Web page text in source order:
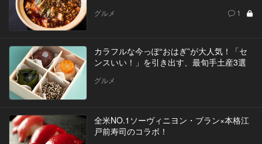
グルメ 1
カラフルな今っぽ“おはぎ”が大人気！「セ
ンスいい！」を引き出す、最旬手土産3選
グルメ
全米NO.1ソーヴィニヨン・ブラン×本格江
戸前寿司のコラボ！